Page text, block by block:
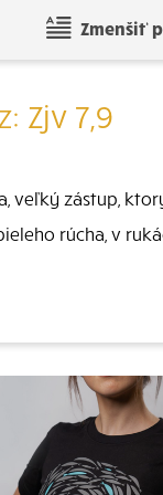
Zmenšiť
Zjv 7,9
veľký zástup,
rúcha, v